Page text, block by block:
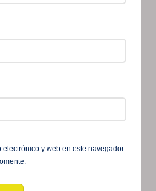
electrónico y web en este navegador